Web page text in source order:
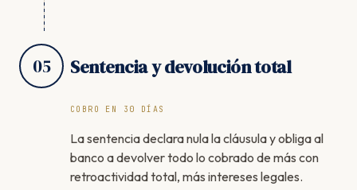
05 Sentencia y devolución total
COBRO EN 30 DÍAS
La sentencia declara nula la cláusula y obliga al
banco a devolver todo lo cobrado de más con
retroactividad total, más intereses legales.